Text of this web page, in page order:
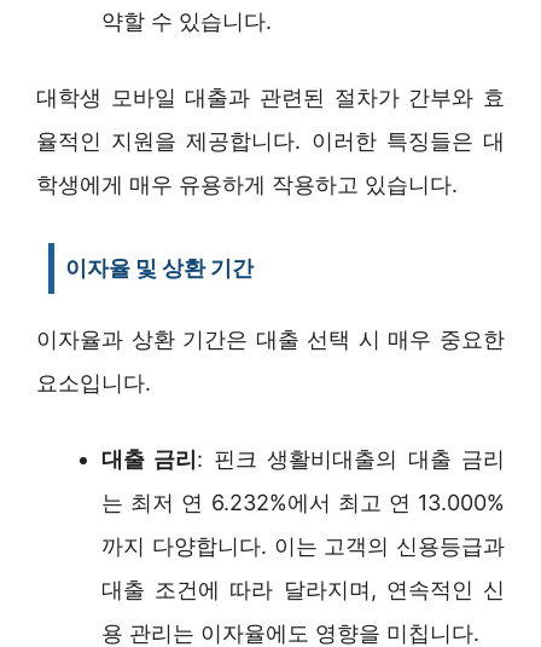
약할 수 있습니다.
대학생 모바일 대출과 관련된 절차가 간부와 효
율적인 지원을 제공합니다. 이러한 특징들은 대
학생에게 매우 유용하게 작용하고 있습니다.
이자율 및 상환 기간
이자율과 상환 기간은 대출 선택 시 매우 중요한
요소입니다.
대출 금리: 핀크 생활비대출의 대출 금리
는 최저 연 6.232%에서 최고 연 13.000%
까지 다양합니다. 이는 고객의 신용등급과
대출 조건에 따라 달라지며, 연속적인 신
용 관리는 이자율에도 영향을 미칩니다.